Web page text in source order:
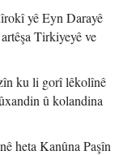
yê Eyn Darayê
Tirkiyeyê ve
ku li gorî lêkolînê
û kolandina
heta Kanûna Paşîn